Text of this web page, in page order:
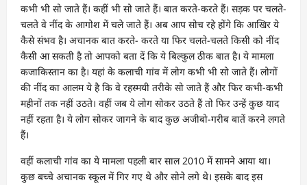
कभी भी सो जाते हैं। कहीं भी सो जाते हैं। बात करते-करते हैं। सड़क पर चलते-
चलते वे नींद के आगोश में चले जाते हैं। अब आप सोच रहे होंगे कि आखिर ये
कैसे संभव है। अचानक बात करते- करते या फिर चलते-चलते किसी को नींद
कैसी आ सकती है तो आपको बता दें कि ये बिल्कुल ठीक बात है। ये मामला
कजाकिस्तान का है। यहां के कलाची गांव में लोग कभी भी सो जाते हैं। लोगों
की नींद का आलम ये है कि वे रहस्मयी तरीके सो जाते हैं और फिर कभी-कभी
महीनों तक नहीं उठते। वहीं जब ये लोग सोकर उठते हैं तो फिर उन्हें कुछ याद
नहीं रहता है। ये लोग सोकर जागने के बाद कुछ अजीबो-गरीब बातें करने लगते
हैं।
वहीं कलाची गांव का ये मामला पहली बार साल 2010 में सामने आया था।
कुछ बच्चे अचानक स्कूल में गिर गए थे और सोने लगे थे। इसके बाद इस